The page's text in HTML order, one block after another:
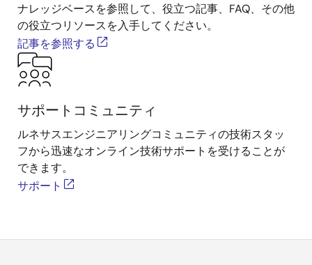
ナレッジベースを参照して、役立つ記事、FAQ、その他
の役立つリソースを入手してください。
記事を参照する
サポートコミュニティ
ルネサスエンジニアリングコミュニティの技術スタッ
フから迅速なオンライン技術サポートを受けることが
できます。
サポート